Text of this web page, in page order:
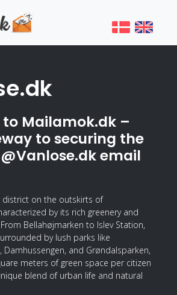
Mailamok.dk –
to securing the
email
district on the outskirts of
by its rich greenery and
Bellahøjmarken to Islev Station,
by lush parks like
Damhussengen, and Grøndalsparken,
meters of green space per citizen
blend of urban life and natural